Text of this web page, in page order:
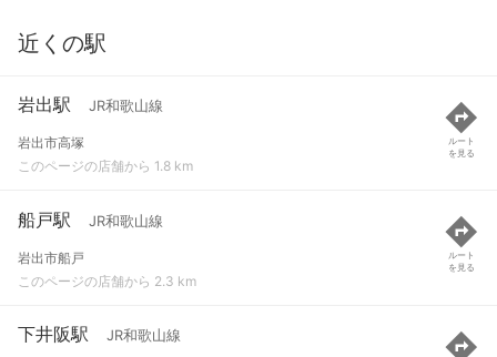
近くの駅
岩出駅 JR和歌山線
岩出市高塚
このページの店舗から 1.8 km
ルート
を見る
船戸駅 JR和歌山線
岩出市船戸
このページの店舗から 2.3 km
ルート
を見る
下井阪駅 JR和歌山線